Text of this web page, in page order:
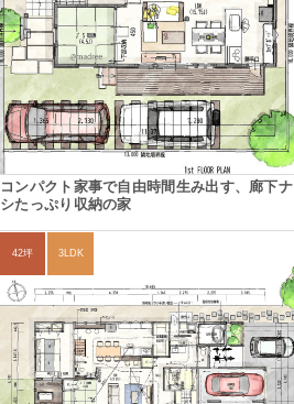
コンパクト家事で自由時間生み出す、廊下ナ
シたっぷり収納の家
42坪 3LDK